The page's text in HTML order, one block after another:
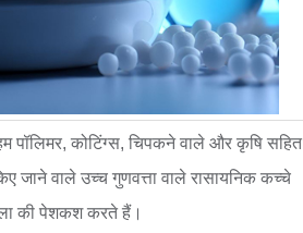
पॉलिमर, कोटिंग्स, चिपकने वाले और कृषि सहित
जाने वाले उच्च गुणवत्ता वाले रासायनिक कच्चे
की पेशकश करते हैं।